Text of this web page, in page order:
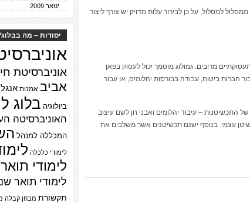
למסלול, על כן לבירור עלות מדויק יש צורך ליצור
מרובים. גמולוג מוסמך יכול לעסוק בפאן
חברות ביטוח, עבודה בבורסות יהלומים, או עבור
התכשיטנות – עיבוד יהלומים ואבני חן לשם עיצוב
עצמי. בנוסף ישנם תכשיטנים אשר משלבים את
ינואר 2009
יסודות – מה
אוניברסיטת
אביב אמנות
ביולוגיה בלוג
האוניברסיטה
המכללה למנהל
לימודי כלכלה
לימודי תואר
לימודי תואר
תקשורת מבחן קבלה